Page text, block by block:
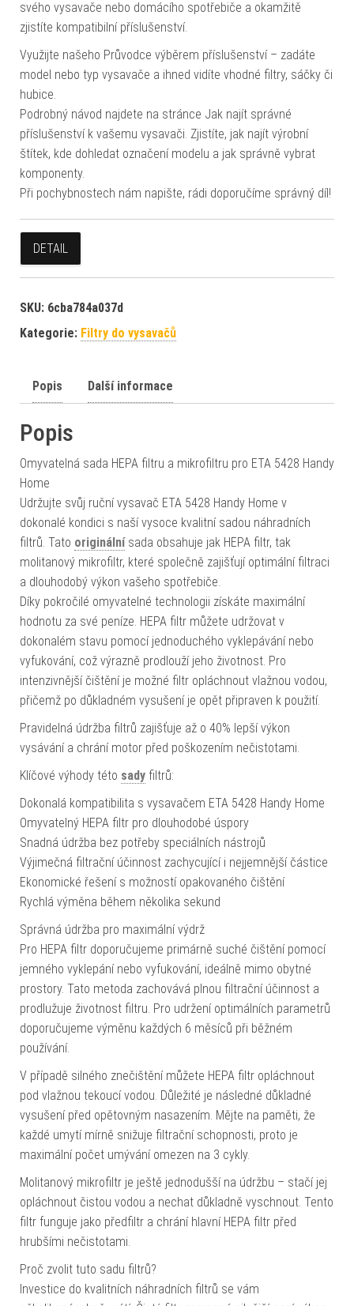
svého vysavače nebo domácího spotřebiče a okamžitě
zjistíte kompatibilní příslušenství.
Využijte našeho Průvodce výběrem příslušenství – zadáte
model nebo typ vysavače a ihned vidíte vhodné filtry, sáčky či
hubice.
Podrobný návod najdete na stránce Jak najít správné
příslušenství k vašemu vysavači. Zjistíte, jak najít výrobní
štítek, kde dohledat označení modelu a jak správně vybrat
komponenty.
Při pochybnostech nám napište, rádi doporučíme správný díl!
DETAIL
SKU: 6cba784a037d
Kategorie: Filtry do vysavačů
Popis Další informace
Popis
Omyvatelná sada HEPA filtru a mikrofiltru pro ETA 5428 Handy
Home
Udržujte svůj ruční vysavač ETA 5428 Handy Home v
dokonalé kondici s naší vysoce kvalitní sadou náhradních
filtrů. Tato originálnísada obsahuje jak HEPA filtr, tak
molitanový mikrofiltr, které společně zajišťují optimální filtraci
a dlouhodobý výkon vašeho spotřebiče.
Díky pokročilé omyvatelné technologii získáte maximální
hodnotu za své peníze. HEPA filtr můžete udržovat v
dokonalém stavu pomocí jednoduchého vyklepávání nebo
vyfukování, což výrazně prodlouží jeho životnost. Pro
intenzivnější čištění je možné filtr opláchnout vlažnou vodou,
přičemž po důkladném vysušení je opět připraven k použití.
Pravidelná údržba filtrů zajišťuje až o 40% lepší výkon
vysávání a chrání motor před poškozením nečistotami.
Klíčové výhody této sady filtrů:
Dokonalá kompatibilita s vysavačem ETA 5428 Handy Home
Omyvatelný HEPA filtr pro dlouhodobé úspory
Snadná údržba bez potřeby speciálních nástrojů
Výjimečná filtrační účinnost zachycující i nejjemnější částice
Ekonomické řešení s možností opakovaného čištění
Rychlá výměna během několika sekund
Správná údržba pro maximální výdrž
Pro HEPA filtr doporučujeme primárně suché čištění pomocí
jemného vyklepání nebo vyfukování, ideálně mimo obytné
prostory. Tato metoda zachovává plnou filtrační účinnost a
prodlužuje životnost filtru. Pro udržení optimálních parametrů
doporučujeme výměnu každých 6 měsíců při běžném
používání.
V případě silného znečištění můžete HEPA filtr opláchnout
pod vlažnou tekoucí vodou. Důležité je následné důkladné
vysušení před opětovným nasazením. Mějte na paměti, že
každé umytí mírně snižuje filtrační schopnosti, proto je
maximální počet umývání omezen na 3 cykly.
Molitanový mikrofiltr je ještě jednodušší na údržbu – stačí jej
opláchnout čistou vodou a nechat důkladně vyschnout. Tento
filtr funguje jako předfiltr a chrání hlavní HEPA filtr před
hrubšími nečistotami.
Proč zvolit tuto sadu filtrů?
Investice do kvalitních náhradních filtrů se vám